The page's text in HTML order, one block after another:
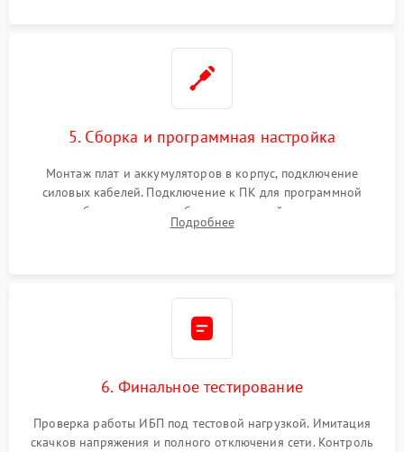
5. Сборка и программная настройка
Монтаж плат и аккумуляторов в корпус, подключение
силовых кабелей. Подключение к ПК для программной
калибровки констант батареи, настройки порогов
срабатывания AVR и сброса счетчиков старения АКБ.
Подробнее
6. Финальное тестирование
Проверка работы ИБП под тестовой нагрузкой. Имитация
скачков напряжения и полного отключения сети. Контроль